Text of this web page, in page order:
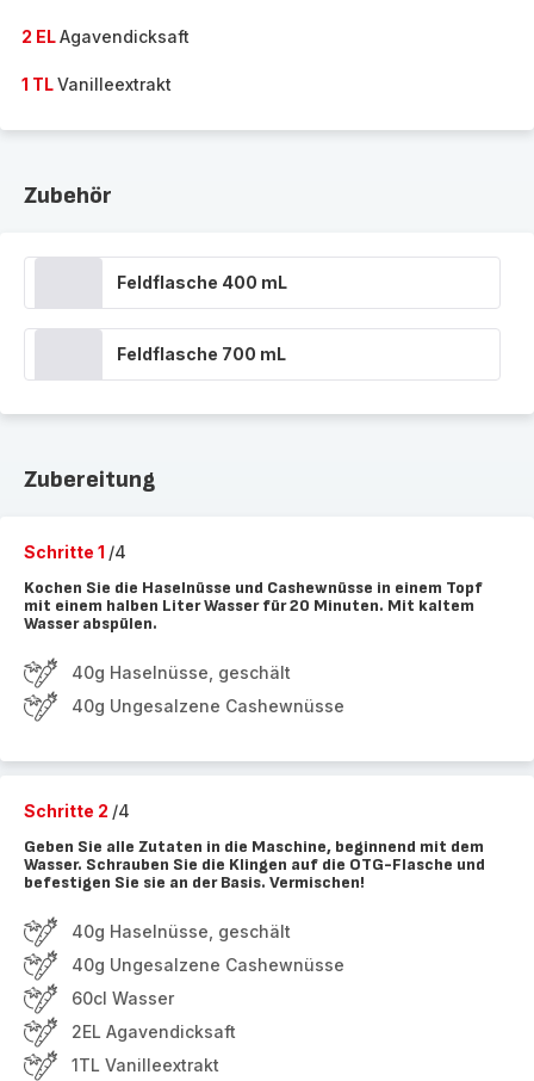
2 ELAgavendicksaft
1 TLVanilleextrakt
Zubehör
Feldflasche 400 mL
Feldflasche 700 mL
Zubereitung
Schritte 1 /4
Kochen Sie die Haselnüsse und Cashewnüsse in einem Topf
mit einem halben Liter Wasser für 20 Minuten. Mit kaltem
Wasser abspülen.
40g Haselnüsse, geschält
40g Ungesalzene Cashewnüsse
Schritte 2 /4
Geben Sie alle Zutaten in die Maschine, beginnend mit dem
Wasser. Schrauben Sie die Klingen auf die OTG-Flasche und
befestigen Sie sie an der Basis. Vermischen!
40g Haselnüsse, geschält
40g Ungesalzene Cashewnüsse
60cl Wasser
2EL Agavendicksaft
1TL Vanilleextrakt